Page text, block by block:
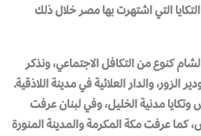
التي اشتهرت بها مصر خلال ذلك
كنوع من التكافل الاجتماعي، ونذكر
الزور، والدار العلائية في مدينة اللاذقية.
وتكايا مدنية الخليل، وفي لبنان عرفت
كما عرفت مكة المكرمة والمدينة المنورة